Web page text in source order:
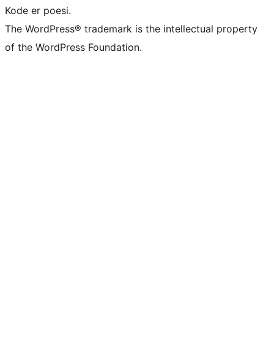
Kode er poesi.
The WordPress® trademark is the intellectual property
of the WordPress Foundation.